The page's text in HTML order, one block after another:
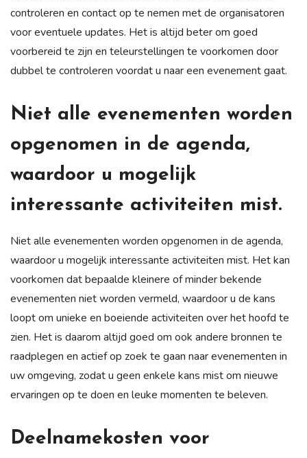
controleren en contact op te nemen met de organisatoren
voor eventuele updates. Het is altijd beter om goed
voorbereid te zijn en teleurstellingen te voorkomen door
dubbel te controleren voordat u naar een evenement gaat.
Niet alle evenementen worden
opgenomen in de agenda,
waardoor u mogelijk
interessante activiteiten mist.
Niet alle evenementen worden opgenomen in de agenda,
waardoor u mogelijk interessante activiteiten mist. Het kan
voorkomen dat bepaalde kleinere of minder bekende
evenementen niet worden vermeld, waardoor u de kans
loopt om unieke en boeiende activiteiten over het hoofd te
zien. Het is daarom altijd goed om ook andere bronnen te
raadplegen en actief op zoek te gaan naar evenementen in
uw omgeving, zodat u geen enkele kans mist om nieuwe
ervaringen op te doen en leuke momenten te beleven.
Deelnamekosten voor